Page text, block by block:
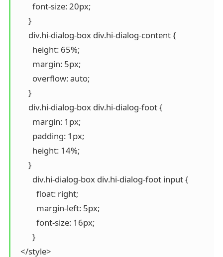
        font-size: 20px;
      }
      div.hi-dialog-box div.hi-dialog-content {
        height: 65%;
        margin: 5px;
        overflow: auto;
      }
      div.hi-dialog-box div.hi-dialog-foot {
        margin: 1px;
        padding: 1px;
        height: 14%;
      }
        div.hi-dialog-box div.hi-dialog-foot input {
          float: right;
          margin-left: 5px;
          font-size: 16px;
        }
  </style>